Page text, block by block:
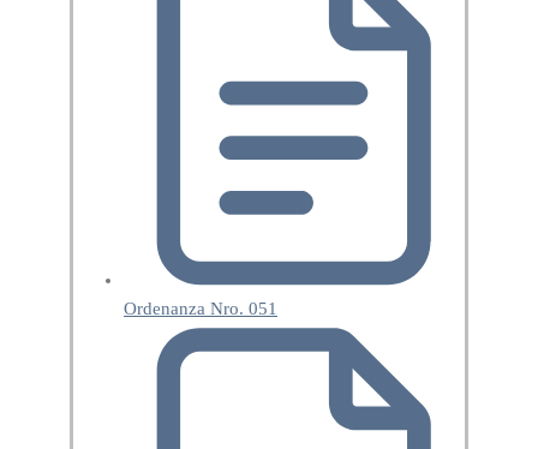
Ordenanza Nro. 051